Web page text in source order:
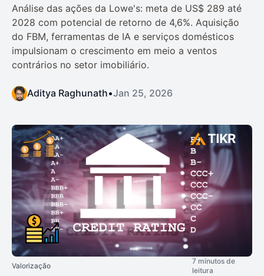
Análise das ações da Lowe's: meta de US$ 289 até
2028 com potencial de retorno de 4,6%. Aquisição
do FBM, ferramentas de IA e serviços domésticos
impulsionam o crescimento em meio a ventos
contrários no setor imobiliário.
Aditya Raghunath•Jan 25, 2026
Valorização
7 minutos de
leitura